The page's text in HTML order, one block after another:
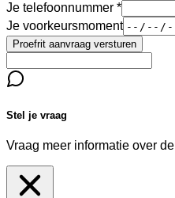
Je telefoonnummer
Je voorkeursmoment
Proefrit aanvraag versturen
Stel je vraag
Vraag meer informatie over de